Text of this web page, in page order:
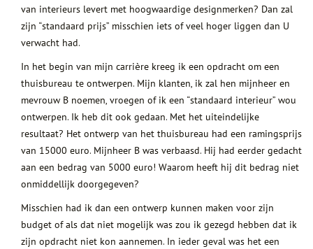
van interieurs levert met hoogwaardige designmerken? Dan zal
zijn “standaard prijs” misschien iets of veel hoger liggen dan U
verwacht had.
In het begin van mijn carrière kreeg ik een opdracht om een
thuisbureau te ontwerpen. Mijn klanten, ik zal hen mijnheer en
mevrouw B noemen, vroegen of ik een “standaard interieur” wou
ontwerpen. Ik heb dit ook gedaan. Met het uiteindelijke
resultaat? Het ontwerp van het thuisbureau had een ramingsprijs
van 15000 euro. Mijnheer B was verbaasd. Hij had eerder gedacht
aan een bedrag van 5000 euro! Waarom heeft hij dit bedrag niet
onmiddellijk doorgegeven?
Misschien had ik dan een ontwerp kunnen maken voor zijn
budget of als dat niet mogelijk was zou ik gezegd hebben dat ik
zijn opdracht niet kon aannemen. In ieder geval was het een